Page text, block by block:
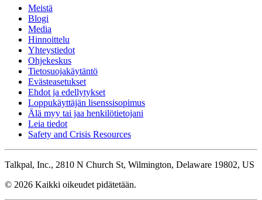
Meistä
Blogi
Media
Hinnoittelu
Yhteystiedot
Ohjekeskus
Tietosuojakäytäntö
Evästeasetukset
Ehdot ja edellytykset
Loppukäyttäjän lisenssisopimus
Älä myy tai jaa henkilötietojani
Leia tiedot
Safety and Crisis Resources
Talkpal, Inc., 2810 N Church St, Wilmington, Delaware 19802, US
© 2026 Kaikki oikeudet pidätetään.